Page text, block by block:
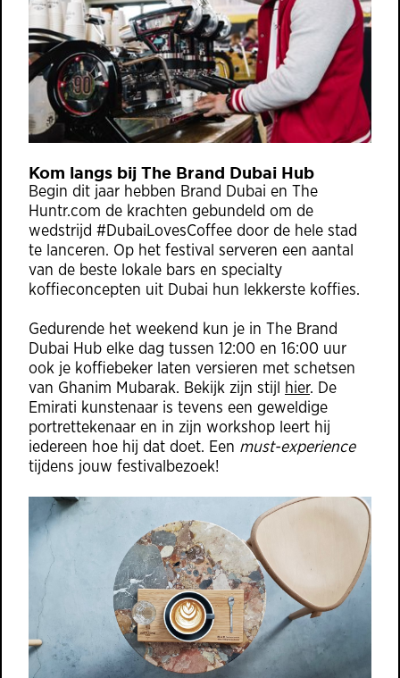
Kom langs bij The Brand Dubai Hub
Begin dit jaar hebben Brand Dubai en The
Huntr.com de krachten gebundeld om de
wedstrijd #DubaiLovesCoffee door de hele stad
te lanceren. Op het festival serveren een aantal
van de beste lokale bars en specialty
koffieconcepten uit Dubai hun lekkerste koffies.
Gedurende het weekend kun je in The Brand
Dubai Hub elke dag tussen 12:00 en 16:00 uur
ook je koffiebeker laten versieren met schetsen
van Ghanim Mubarak. Bekijk zijn stijl
hier. De
Emirati kunstenaar is tevens een geweldige
portrettekenaar en in zijn workshop leert hij
iedereen hoe hij dat doet. Een must-experience
tijdens jouw festivalbezoek!